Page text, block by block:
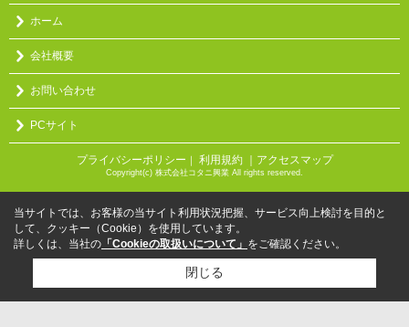
ホーム
会社概要
お問い合わせ
PCサイト
プライバシーポリシー ｜ 利用規約 ｜アクセスマップ
Copyright(c) 株式会社コタニ興業 All rights reserved.
当サイトでは、お客様の当サイト利用状況把握、サービス向上検討を目的と
して、クッキー（Cookie）を使用しています。
詳しくは、当社の 「Cookieの取扱いについて」 をご確認ください。
閉じる